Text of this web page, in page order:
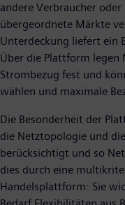
andere Verbraucher
übergeordnete Märkte
Unterdeckung liefert ein
Über die Plattform legen
Strombezug fest und
wählen und maximale
Die Besonderheit der
die Netztopologie und
berücksichtigt und so
dies durch eine
Handelsplattform: Sie